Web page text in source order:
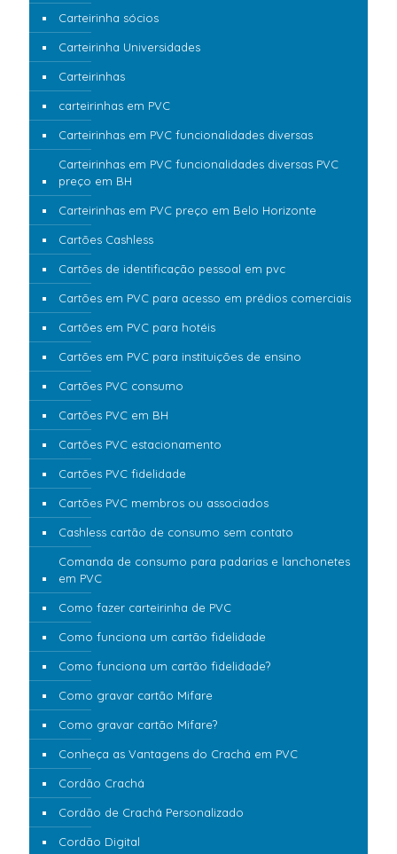
Carteirinha sócios
Carteirinha Universidades
Carteirinhas
carteirinhas em PVC
Carteirinhas em PVC funcionalidades diversas
Carteirinhas em PVC funcionalidades diversas PVC
preço em BH
Carteirinhas em PVC preço em Belo Horizonte
Cartões Cashless
Cartões de identificação pessoal em pvc
Cartões em PVC para acesso em prédios comerciais
Cartões em PVC para hotéis
Cartões em PVC para instituições de ensino
Cartões PVC consumo
Cartões PVC em BH
Cartões PVC estacionamento
Cartões PVC fidelidade
Cartões PVC membros ou associados
Cashless cartão de consumo sem contato
Comanda de consumo para padarias e lanchonetes
em PVC
Como fazer carteirinha de PVC
Como funciona um cartão fidelidade
Como funciona um cartão fidelidade?
Como gravar cartão Mifare
Como gravar cartão Mifare?
Conheça as Vantagens do Crachá em PVC
Cordão Crachá
Cordão de Crachá Personalizado
Cordão Digital